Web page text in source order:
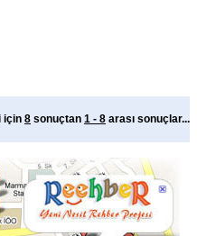
için 8 sonuçtan 1 - 8 arası sonuçlar...